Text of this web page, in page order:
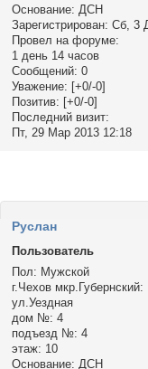
Основание: ДСН
Зарегистрирован: Сб, 3
Провел на форуме:
1 день 14 часов
Сообщений: 0
Уважение: [+0/-0]
Позитив: [+0/-0]
Последний визит:
Пт, 29 Мар 2013 12:18
Руслан
Пользователь
Пол: Мужской
г.Чехов мкр.Губернский:
ул.Уездная
дом №: 4
подъезд №: 4
этаж: 10
Основание: ДСН